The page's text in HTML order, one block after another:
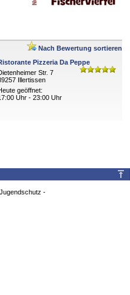
Nach Bewertung sortieren
Pizzeria Da Peppe
Str. 7
Illertissen
geöffnet:
Uhr - 23:00 Uhr
Jugendschutz -